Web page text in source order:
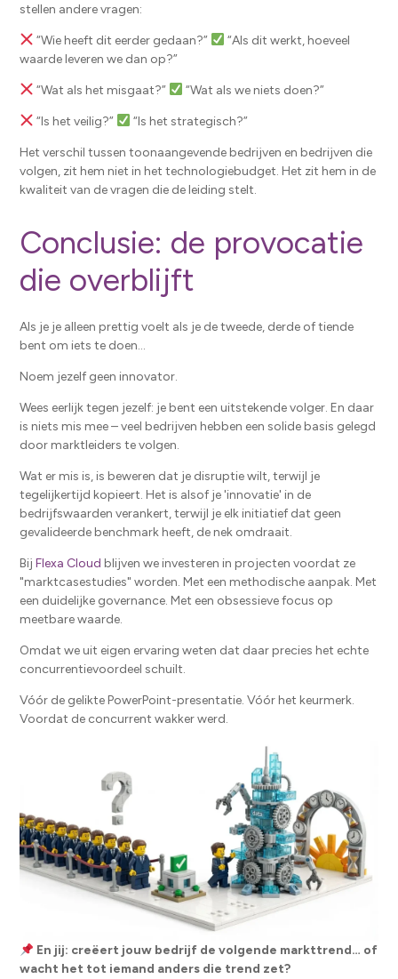
stellen andere vragen:
“Wie heeft dit eerder gedaan?”
“Als dit werkt, hoeveel
waarde leveren we dan op?”
“Wat als het misgaat?” “Wat als we niets doen?”
“Is het veilig?” “Is het strategisch?”
Het verschil tussen toonaangevende bedrijven en bedrijven die
volgen, zit hem niet in het technologiebudget. Het zit hem in de
kwaliteit van de vragen die de leiding stelt.
Conclusie: de provocatie
die overblijft
Als je je alleen prettig voelt als je de tweede, derde of tiende
bent om iets te doen...
Noem jezelf geen innovator.
Wees eerlijk tegen jezelf: je bent een uitstekende volger. En daar
is niets mis mee – veel bedrijven hebben een solide basis gelegd
door marktleiders te volgen.
Wat er mis is, is beweren dat je disruptie wilt, terwijl je
tegelijkertijd kopieert. Het is alsof je 'innovatie' in de
bedrijfswaarden verankert, terwijl je elk initiatief dat geen
gevalideerde benchmark heeft, de nek omdraait.
BijFlexa Cloud blijven we investeren in projecten voordat ze
"marktcasestudies" worden. Met een methodische aanpak. Met
een duidelijke governance. Met een obsessieve focus op
meetbare waarde.
Omdat we uit eigen ervaring weten dat daar precies het echte
concurrentievoordeel schuilt.
Vóór de gelikte PowerPoint-presentatie. Vóór het keurmerk.
Voordat de concurrent wakker werd.
En jij: creëert jouw bedrijf de volgende markttrend… of
wacht het tot iemand anders die trend zet?